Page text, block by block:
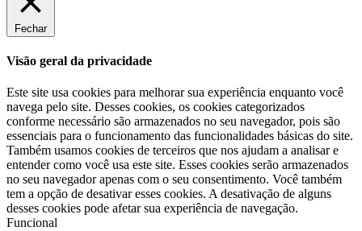
Fechar
Visão geral da privacidade
Este site usa cookies para melhorar sua experiência enquanto você
navega pelo site. Desses cookies, os cookies categorizados
conforme necessário são armazenados no seu navegador, pois são
essenciais para o funcionamento das funcionalidades básicas do site.
Também usamos cookies de terceiros que nos ajudam a analisar e
entender como você usa este site. Esses cookies serão armazenados
no seu navegador apenas com o seu consentimento. Você também
tem a opção de desativar esses cookies. A desativação de alguns
desses cookies pode afetar sua experiência de navegação.
Funcional